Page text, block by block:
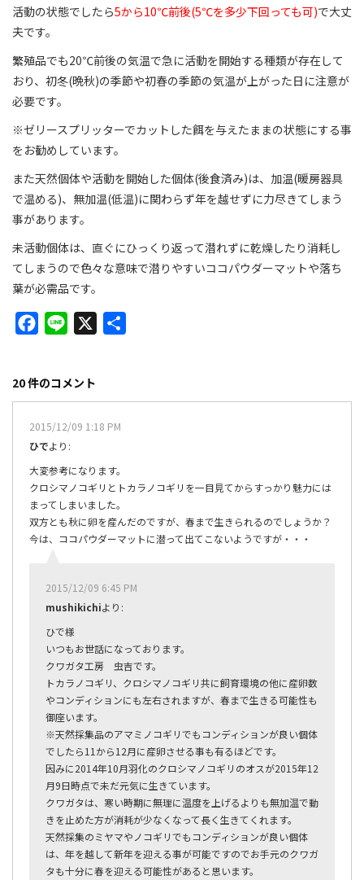
活動の状態でしたら5から10℃前後(5℃を多少下回っても可)で大丈
夫です。
繁殖品でも20℃前後の気温で急に活動を開始する種類が存在して
おり、初冬(晩秋)の季節や初春の季節の気温が上がった日に注意が
必要です。
※ゼリースプリッターでカットした餌を与えたままの状態にする事
をお勧めしています。
また天然個体や活動を開始した個体(後食済み)は、加温(暖房器具
で温める)、無加温(低温)に関わらず年を越せずに力尽きてしまう
事があります。
未活動個体は、直ぐにひっくり返って潜れずに乾燥したり消耗し
てしまうので色々な意味で潜りやすいココパウダーマットや落ち
葉が必需品です。
e
o
k
e
20 件のコメント
ひでより:
2015/12/09 1:18 PM
大変参考になります。
クロシマノコギリとトカラノコギリを一目見てからすっかり魅力には
まってしまいました。
双方とも秋に卵を産んだのですが、春まで生きられるのでしょうか？
今は、ココパウダーマットに潜って出てこないようですが・・・
mushikichiより:
2015/12/09 6:45 PM
ひで様
いつもお世話になっております。
クワガタ工房 虫吉です。
トカラノコギリ、クロシマノコギリ共に飼育環境の他に産卵数
やコンディションにも左右されますが、春まで生きる可能性も
御座います。
※天然採集品のアマミノコギリでもコンディションが良い個体
でしたら11から12月に産卵させる事も有るほどです。
因みに2014年10月羽化のクロシマノコギリのオスが2015年12
月9日時点で未だ元気に生きています。
クワガタは、寒い時期に無理に温度を上げるよりも無加温で動
きを止めた方が消耗が少なくなって長く生きてくれます。
天然採集のミヤマやノコギリでもコンディションが良い個体
は、年を越して新年を迎える事が可能ですのでお手元のクワガ
タも十分に春を迎える可能性があると思います。